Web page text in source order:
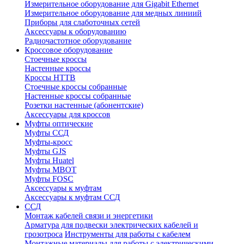
Измерительное оборудование для Gigabit Ethernet
Измерительное оборудование для медных линиий
Приборы для слаботочных сетей
Аксессуары к оборудованию
Радиочастотное оборудование
Кроссовое оборудование
Стоечные кроссы
Настенные кроссы
Кроссы HTTB
Стоечные кроссы собранные
Настенные кроссы собранные
Розетки настенные (абонентские)
Аксессуары для кроссов
Муфты оптические
Муфты ССД
Муфты-кросс
Муфты GJS
Муфты Huatel
Муфты МВОТ
Муфты FOSC
Аксессуары к муфтам
Аксессуары к муфтам ССД
ССД
Монтаж кабелей связи и энергетики
Арматура для подвески электрических кабелей и
грозотроса Инструменты для работы с кабелем